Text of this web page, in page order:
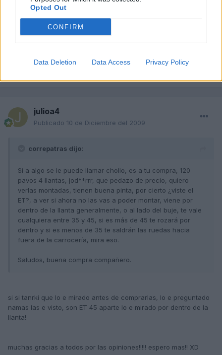
Opted Out
CONFIRM
Data Deletion Data Access Privacy Policy
te rozará por dentro y si es menos de 35 te saldrán las ruedas
hacia fuera de la carrocería, mira eso.
Saludos, buena compra compañero.
julioa4
Publicado 10 de Diciembre del 2009
correpatras dijo:
Si a algo se le puede llamar chollo, es a tu compra, 120
pavos 4 llantas, jod**rrr, que pedazo de precio, quiero
verlas montadas, tienen buena pinta, por cierto ¿viste el
ET?, a ver si ahora no las vas a poder montar, viene por
dentro de la llanta generalmente, o al lado del buje, te vale
cualquiera entre 35 y 45, si es más de 45 te rozará por
dentro y si es menos de 35 te saldrán las ruedas hacia
fuera de la carrocería, mira eso.
Saludos, buena compra compañero.
si si tanrki que lo e mirado antes de comprarlas, lo e preguntado
namas las e visto, son ET 45 aparte lo e mirado por dentro de la
llanta!
muchas gracias a todos por las opiniones!!!!! espero mas!! XD